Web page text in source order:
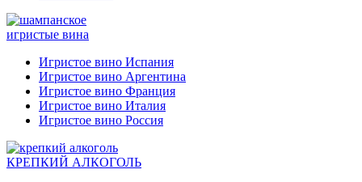
игристые вина
Игристое вино Испания
Игристое вино Аргентина
Игристое вино Франция
Игристое вино Италия
Игристое вино Россия
КРЕПКИЙ АЛКОГОЛЬ